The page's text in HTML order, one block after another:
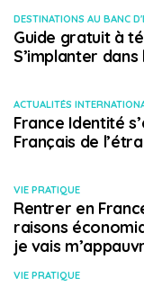
DESTINATIONS AU BANC
Guide gratuit à
S’implanter dans
ACTUALITÉS
France Identité
Français de
VIE PRATIQUE
Rentrer en
raisons
je vais
VIE PRATIQUE